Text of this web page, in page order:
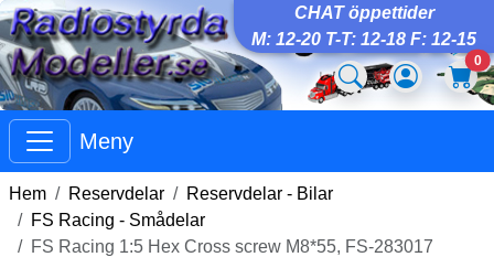
CHAT öppettider
M: 12-20 T-T: 12-18 F: 12-15
0
Meny
Hem Reservdelar
Reservdelar - Bilar
FS Racing - Smådelar
FS Racing 1:5 Hex Cross screw M8*55, FS-283017